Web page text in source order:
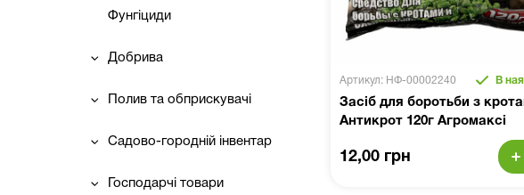
Фунгіциди
Добрива
Полив та обприскувачі
Садово-городній інвентар
Господарчі товари
Артикул: НФ-00002240 В
Засіб для боротьби з
Антикрот 120г Агромаксі
12,00 грн